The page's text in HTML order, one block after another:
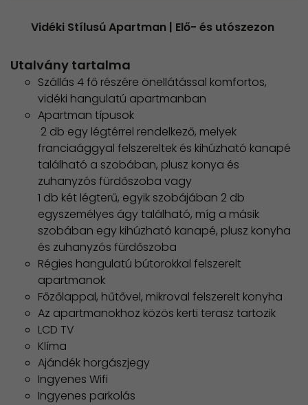
Vidéki Stílusú Apartman | Elő- és utószezon
Utalvány tartalma
Szállás 4 fő részére önellátással komfortos,
vidéki hangulatú apartmanban
Apartman típusok
2 db egy légtérrel rendelkező, melyek
franciaággyal felszereltek és kihúzható kanapé
található a szobában, plusz konya és
zuhanyzós fürdőszoba vagy
​1 db két légterű, egyik szobájában 2 db
egyszemélyes ágy található, míg a másik
szobában egy kihúzható kanapé, plusz konyha
és zuhanyzós fürdőszoba
Régies hangulatú bútorokkal felszerelt
apartmanok
Főzőlappal, hűtővel, mikroval felszerelt konyha
Az apartmanokhoz közös kerti terasz tartozik
LCD TV
Klíma
Ajándék horgászjegy
Ingyenes Wifi
Ingyenes parkolás